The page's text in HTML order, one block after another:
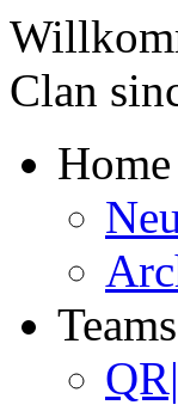
Clan
Home
Teams